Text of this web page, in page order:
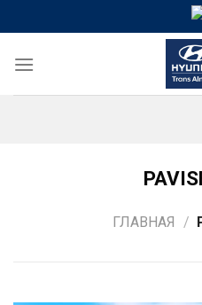
to
content
ГЛАВНАЯ /